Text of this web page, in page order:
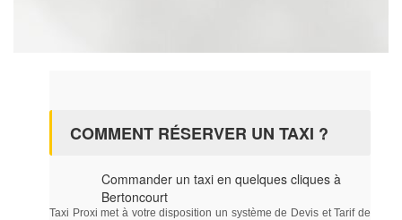
COMMENT RÉSERVER UN TAXI ?
Commander un taxi en quelques cliques à
Bertoncourt
Taxi Proxi met à votre disposition un système de Devis et Tarif de